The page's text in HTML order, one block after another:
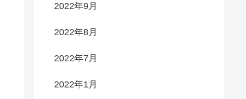
2022年9月
2022年8月
2022年7月
2022年1月